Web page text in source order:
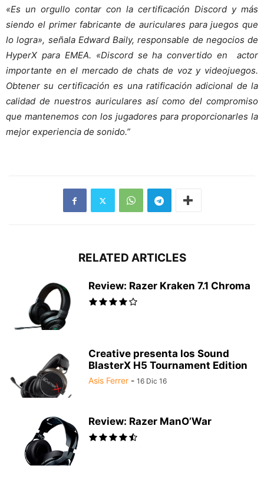
«Es un orgullo contar con la certificación Discord y más
siendo el primer fabricante de auriculares para juegos que
lo logra», señala Edward Baily, responsable de negocios de
HyperX para EMEA. «Discord se ha convertido en actor
importante en el mercado de chats de voz y videojuegos.
Obtener su certificación es una ratificación adicional de la
calidad de nuestros auriculares así como del compromiso
que mantenemos con los jugadores para proporcionarles la
mejor experiencia de sonido.”
RELATED ARTICLES
Review: Razer Kraken 7.1 Chroma
Creative presenta los Sound
BlasterX H5 Tournament Edition
Asis Ferrer - 16 Dic 16
Review: Razer ManO’War